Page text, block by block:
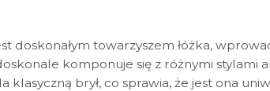
doskonałym towarzyszem łóżka,
komponuje się z różnymi stylami
klasyczną brył, co sprawia, że jest ona